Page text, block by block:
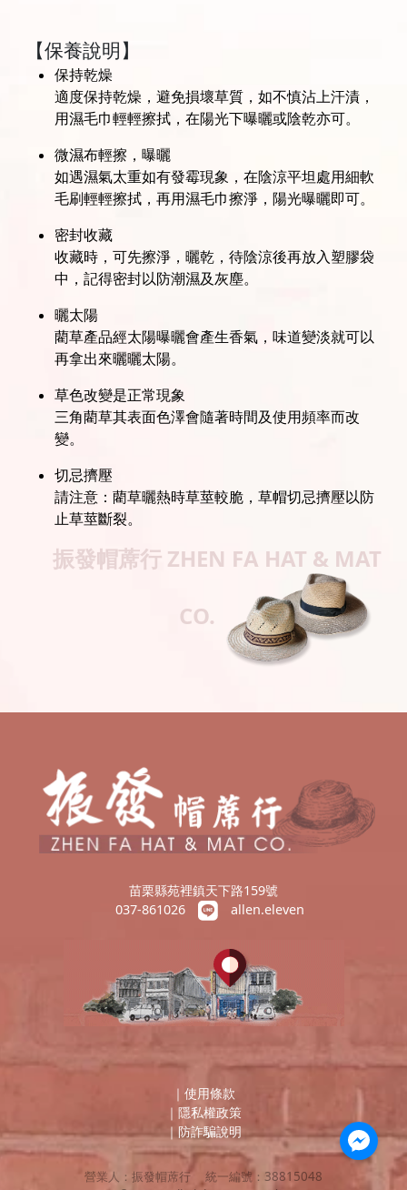
【保養說明】
保持乾燥
適度保持乾燥，避免損壞草質，如不慎沾上汗漬，
用濕毛巾輕輕擦拭，在陽光下曝曬或陰乾亦可。
微濕布輕擦，曝曬
如遇濕氣太重如有發霉現象，在陰涼平坦處用細軟
毛刷輕輕擦拭，再用濕毛巾擦淨，陽光曝曬即可。
密封收藏
收藏時，可先擦淨，曬乾，待陰涼後再放入塑膠袋
中，記得密封以防潮濕及灰塵。
曬太陽
藺草產品經太陽曝曬會產生香氣，味道變淡就可以
再拿出來曬曬太陽。
草色改變是正常現象
三角藺草其表面色澤會隨著時間及使用頻率而改
變。
切忌擠壓
請注意：藺草曬熱時草莖較脆，草帽切忌擠壓以防
止草莖斷裂。
振發帽蓆行 ZHEN FA HAT & MAT
CO.
苗栗縣苑裡鎮天下路159號
037-861026
allen.eleven
｜ 使用條款
｜ 隱私權政策
｜防詐騙說明
營業人： 振發帽蓆行 統一編號： 38815048